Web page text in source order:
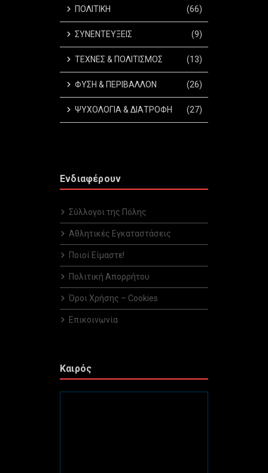
ΠΟΛΙΤΙΚΗ (66)
ΣΥΝΕΝΤΕΥΞΕΙΣ (9)
ΤΕΧΝΕΣ & ΠΟΛΙΤΙΣΜΟΣ (13)
ΦΥΣΗ & ΠΕΡΙΒΑΛΛΟΝ (26)
ΨΥΧΟΛΟΓΙΑ & ΔΙΑΤΡΟΦΗ (27)
Ενδιαφέρουν
Σύλλογοι της Πόλης
Αθλητικές Εγκαταστάσεις
Ποιοί Είμαστε!
Πολιτική Απορρήτου
Όροι Χρήσης – Cookies
Επικοινωνία
Καιρός